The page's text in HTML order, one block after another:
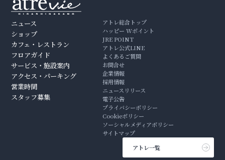
ニュース
ショップ
カフェ・レストラン
フロアガイド
サービス・施設案内
アクセス・パーキング
営業時間
スタッフ募集
アトレ総合トップ
ハッピー Wポイント
JRE POINT
アトレ公式LINE
よくあるご質問
お問合せ
企業情報
採用情報
ニュースリリース
電子公告
プライバシーポリシー
Cookieポリシー
ソーシャルメディアポリシー
サイトマップ
アトレ一覧